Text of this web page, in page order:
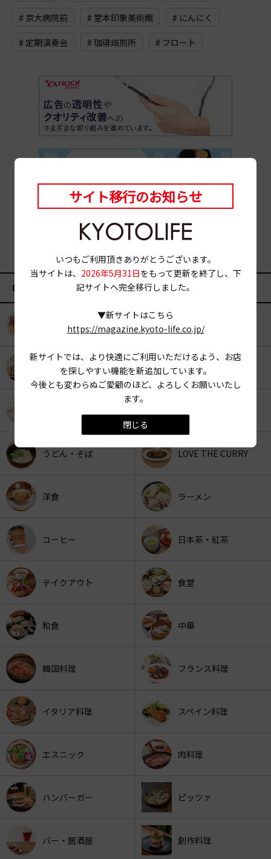
# 京大病院前 # 堂本印象美術館 # にんにく
# 定期演奏会 # 珈琲焙煎所 # フロート
サイト移行のお知らせ
いつもご利用頂きありがとうございます。
当サイトは、 2026年5月31日をもって更新を終了し、下
記サイトへ完全移行しました。
▼新サイトはこちら
https://magazine.kyoto-life.co.jp/
新サイトでは、より快適にご利用いただけるよう、お店
を探しやすい機能を新追加しています。
今後とも変わらぬご愛顧のほど、よろしくお願いいたし
ます。
閉じる
CATEGORY
KYOTO OYATSU CLUB スナックフード
カフェ 京みやげ
うどん・そば LOVE THE CURRY
洋食 ラーメン
コーヒー 日本茶・紅茶
テイクアウト 食堂
和食 中華
韓国料理 フランス料理
イタリア料理 スペイン料理
エスニック 肉料理
ハンバーガー ピッツァ
バー・居酒屋 創作料理